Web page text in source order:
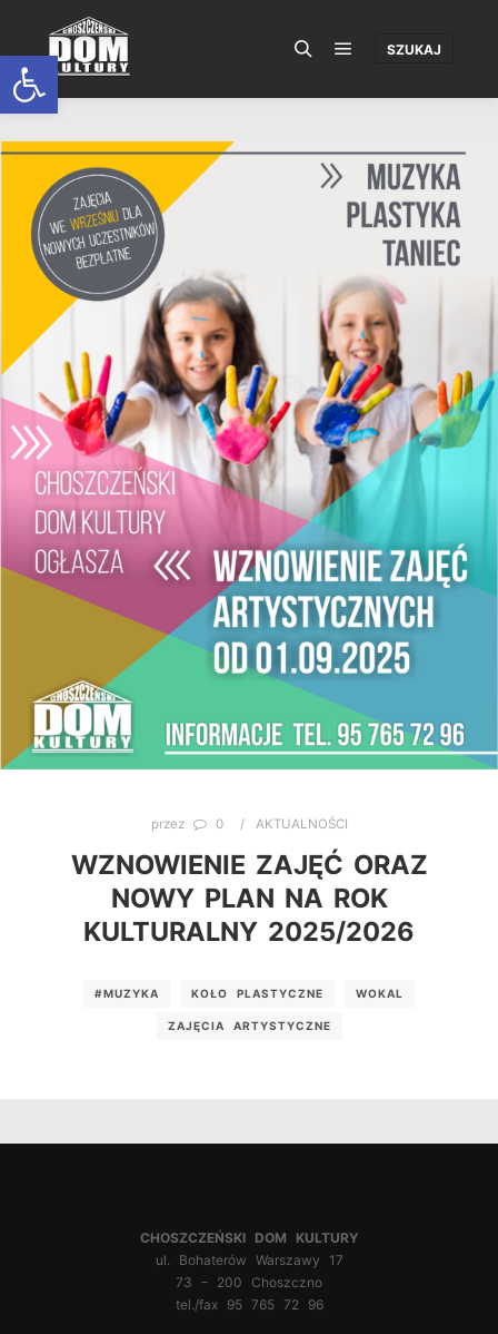
Open toolbar SZUKAJ
przez 0 AKTUALNOŚCI
WZNOWIENIE ZAJĘĆ ORAZ
NOWY PLAN NA ROK
KULTURALNY 2025/2026
#MUZYKA KOŁO PLASTYCZNE WOKAL
ZAJĘCIA ARTYSTYCZNE
CHOSZCZEŃSKI DOM KULTURY
ul. Bohaterów Warszawy 17
73 – 200 Choszczno
tel./fax 95 765 72 96